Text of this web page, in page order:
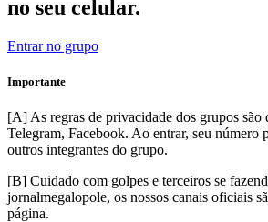
no seu celular.
Entrar no grupo
Importante
[A] As regras de privacidade dos grupos são
Telegram, Facebook. Ao entrar, seu número
outros integrantes do grupo.
[B] Cuidado com golpes e terceiros se
jornalmegalopole, os nossos canais oficiais
página.